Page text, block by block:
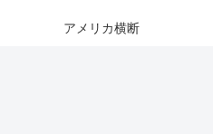
アメリカ横断